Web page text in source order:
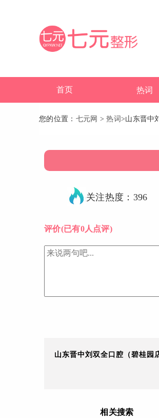
首页 热词
您的位置： 七元网 >热词>山东晋中
关注热度：396
评价(已有0人点评)
山东晋中刘双全口腔（碧桂园
相关搜索